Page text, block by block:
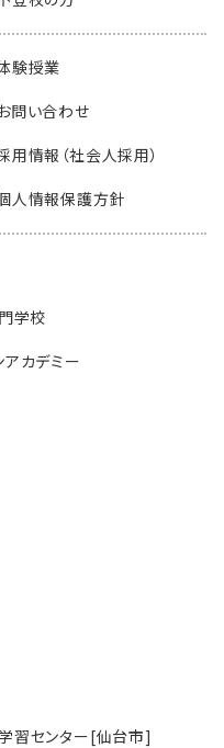
験授業
問い合わせ
用情報（社会人採用）
人情報保護方針
学校
アカデミー
習センター[仙台市]